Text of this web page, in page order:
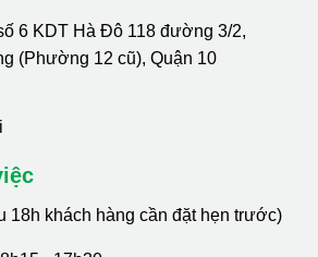
6 KDT Hà Đô 118 đường 3/2,
(Phường 12 cũ), Quận 10
18h khách hàng cần đặt hẹn trước)